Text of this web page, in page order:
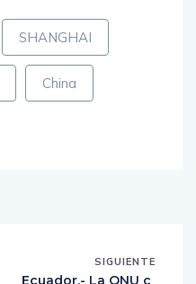
SHANGHAI
China
SIGUIENTE
Ecuador.- La ONU c